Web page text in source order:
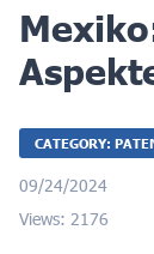
CATEGORY:
09/24/2024
Views: 2176